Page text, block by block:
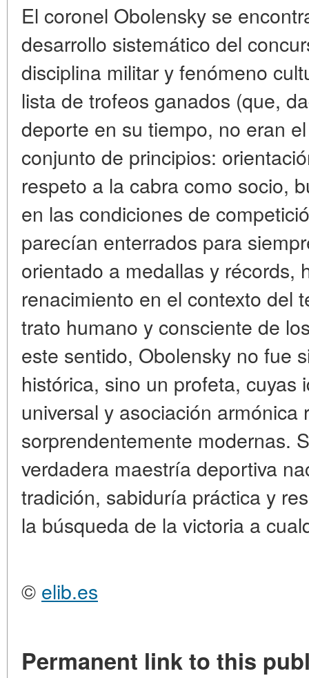
El coronel Obolensky se
desarrollo sistemático del
disciplina militar y fenómeno
lista de trofeos ganados (que,
deporte en su tiempo, no eran
conjunto de principios:
respeto a la cabra como socio,
en las condiciones de
parecían enterrados para
orientado a medallas y récords,
renacimiento en el contexto del
trato humano y consciente de
este sentido, Obolensky no fue
histórica, sino un profeta, cuyas
universal y asociación armónica
sorprendentemente modernas.
verdadera maestría deportiva
tradición, sabiduría práctica y
la búsqueda de la victoria a
© elib.es
Permanent link to this